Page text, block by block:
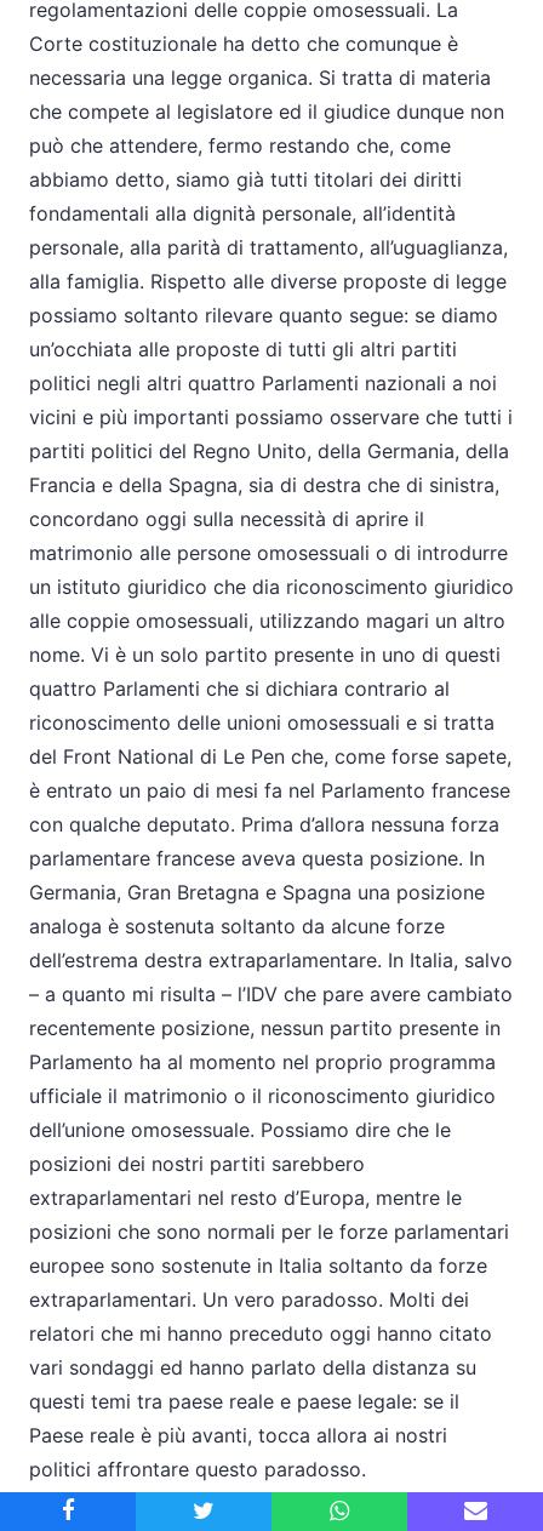
regolamentazioni delle coppie omosessuali. La
Corte costituzionale ha detto che comunque è
necessaria una legge organica. Si tratta di materia
che compete al legislatore ed il giudice dunque non
può che attendere, fermo restando che, come
abbiamo detto, siamo già tutti titolari dei diritti
fondamentali alla dignità personale, all’identità
personale, alla parità di trattamento, all’uguaglianza,
alla famiglia. Rispetto alle diverse proposte di legge
possiamo soltanto rilevare quanto segue: se diamo
un’occhiata alle proposte di tutti gli altri partiti
politici negli altri quattro Parlamenti nazionali a noi
vicini e più importanti possiamo osservare che tutti i
partiti politici del Regno Unito, della Germania, della
Francia e della Spagna, sia di destra che di sinistra,
concordano oggi sulla necessità di aprire il
matrimonio alle persone omosessuali o di introdurre
un istituto giuridico che dia riconoscimento giuridico
alle coppie omosessuali, utilizzando magari un altro
nome. Vi è un solo partito presente in uno di questi
quattro Parlamenti che si dichiara contrario al
riconoscimento delle unioni omosessuali e si tratta
del Front National di Le Pen che, come forse sapete,
è entrato un paio di mesi fa nel Parlamento francese
con qualche deputato. Prima d’allora nessuna forza
parlamentare francese aveva questa posizione. In
Germania, Gran Bretagna e Spagna una posizione
analoga è sostenuta soltanto da alcune forze
dell’estrema destra extraparlamentare. In Italia, salvo
– a quanto mi risulta – l’IDV che pare avere cambiato
recentemente posizione, nessun partito presente in
Parlamento ha al momento nel proprio programma
ufficiale il matrimonio o il riconoscimento giuridico
dell’unione omosessuale. Possiamo dire che le
posizioni dei nostri partiti sarebbero
extraparlamentari nel resto d’Europa, mentre le
posizioni che sono normali per le forze parlamentari
europee sono sostenute in Italia soltanto da forze
extraparlamentari. Un vero paradosso. Molti dei
relatori che mi hanno preceduto oggi hanno citato
vari sondaggi ed hanno parlato della distanza su
questi temi tra paese reale e paese legale: se il
Paese reale è più avanti, tocca allora ai nostri
politici affrontare questo paradosso.